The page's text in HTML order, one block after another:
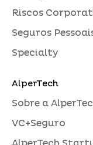
Riscos
Seguros
Specialty
AlperTech
Sobre a
VC+Seguro